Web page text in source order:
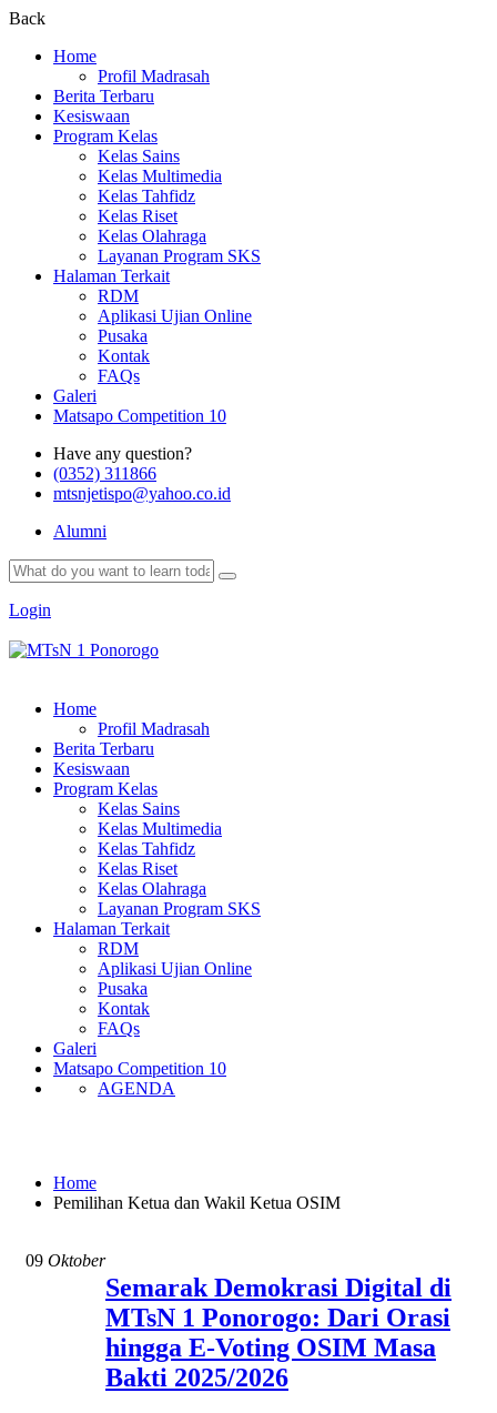
Back
Home
Profil Madrasah
Berita Terbaru
Kesiswaan
Program Kelas
Kelas Sains
Kelas Multimedia
Kelas Tahfidz
Kelas Riset
Kelas Olahraga
Layanan Program SKS
Halaman Terkait
RDM
Aplikasi Ujian Online
Pusaka
Kontak
FAQs
Galeri
Matsapo Competition 10
Have any question?
(0352) 311866
mtsnjetispo@yahoo.co.id
Alumni
Login
Home
Profil Madrasah
Berita Terbaru
Kesiswaan
Program Kelas
Kelas Sains
Kelas Multimedia
Kelas Tahfidz
Kelas Riset
Kelas Olahraga
Layanan Program SKS
Halaman Terkait
RDM
Aplikasi Ujian Online
Pusaka
Kontak
FAQs
Galeri
Matsapo Competition 10
AGENDA
Home
Pemilihan Ketua dan Wakil Ketua OSIM
09 Oktober
Semarak Demokrasi Digital di
MTsN 1 Ponorogo: Dari Orasi
hingga E-Voting OSIM Masa
Bakti 2025/2026